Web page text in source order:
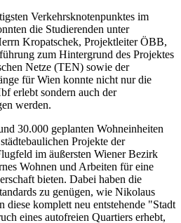
Verkehrsknotenpunktes im
die Studierenden unter
Kropatschek, Projektleiter ÖBB,
zum Hintergrund des Projektes
Netze (TEN) sowie der
für Wien konnte nicht nur die
erlebt sondern auch der
werden.
30.000 geplanten Wohneinheiten
Projekte der
im äußersten Wiener Bezirk
Wohnen und Arbeiten für eine
bieten. Dabei haben die
zu genügen, wie Nikolaus
diese komplett neu entstehende "Stadt
eines autofreien Quartiers erhebt,